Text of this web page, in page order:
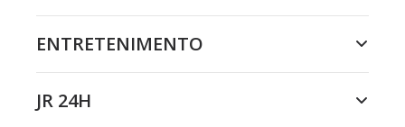
ENTRETENIMENTO
JR 24H